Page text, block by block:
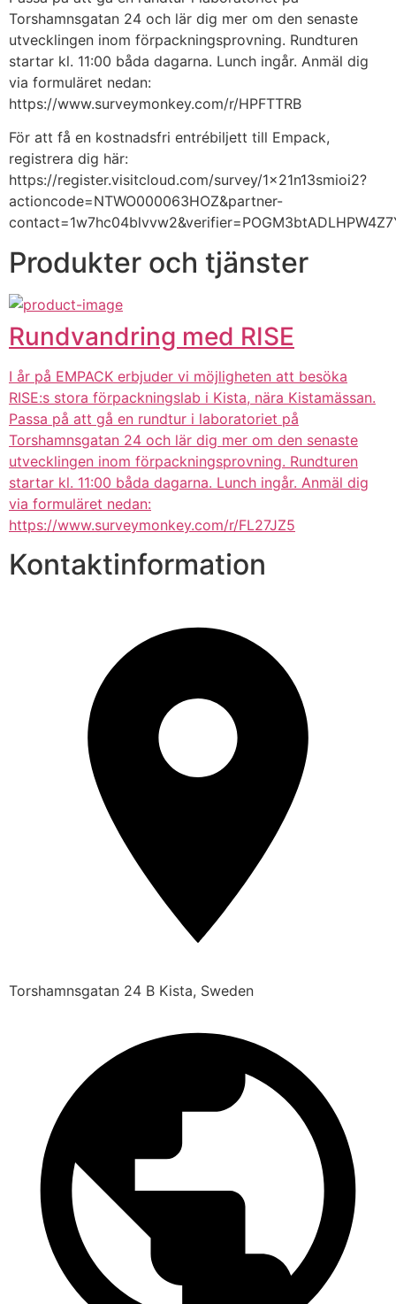
Torshamnsgatan 24 och lär dig mer om den senaste
utvecklingen inom förpackningsprovning. Rundturen
startar kl. 11:00 båda dagarna. Lunch ingår. Anmäl dig
via formuläret nedan:
https://www.surveymonkey.com/r/HPFTTRB
För att få en kostnadsfri entrébiljett till Empack,
registrera dig här:
https://register.visitcloud.com/survey/1x21n13smioi2?
actioncode=NTWO000063HOZ&partner-
Produkter och tjänster
Rundvandring med RISE
I år på EMPACK erbjuder vi möjligheten att besöka
RISE:s stora förpackningslab i Kista, nära Kistamässan.
Passa på att gå en rundtur i laboratoriet på
Torshamnsgatan 24 och lär dig mer om den senaste
utvecklingen inom förpackningsprovning. Rundturen
startar kl. 11:00 båda dagarna. Lunch ingår. Anmäl dig
via formuläret nedan:
https://www.surveymonkey.com/r/FL27JZ5
Kontaktinformation
Torshamnsgatan 24 B Kista, Sweden